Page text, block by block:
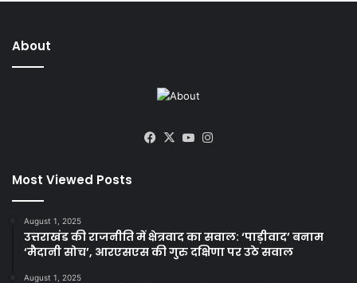
About
Facebook
X YouTube
Most Viewed Posts
August 1, 2025
उत्तराखंड की राजनीति में क्षेत्रवाद का सवाल: ‘पाड़ीवाद’ बनाम
‘मैदानी सोच’, आरएसएस की गुरु दक्षिणा पर उठे सवाल
August 1, 2025